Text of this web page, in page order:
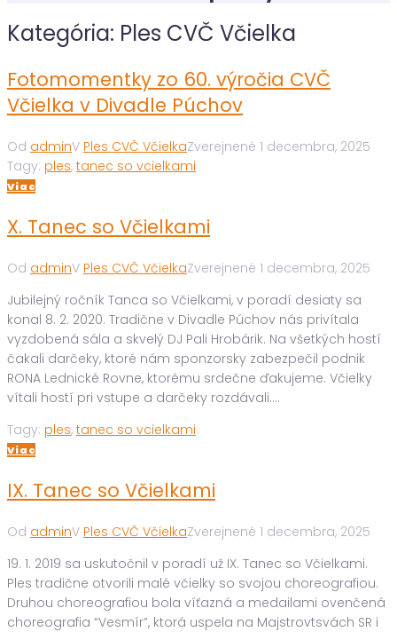
Kategória: Ples CVČ Včielka
Fotomomentky zo 60. výročia CVČ
Včielka v Divadle Púchov
Od adminV Ples CVČ VčielkaZverejnené 1 decembra, 2025
Tagy: ples, tanec so vcielkami
Viac
X. Tanec so Včielkami
Od adminV Ples CVČ VčielkaZverejnené 1 decembra, 2025
Jubilejný ročník Tanca so Včielkami, v poradí desiaty sa
konal 8. 2. 2020. Tradične v Divadle Púchov nás privítala
vyzdobená sála a skvelý DJ Pali Hrobárik. Na všetkých hostí
čakali darčeky, ktoré nám sponzorsky zabezpečil podnik
RONA Lednické Rovne, ktorému srdečne ďakujeme. Včielky
vítali hostí pri vstupe a darčeky rozdávali....
Tagy: ples, tanec so vcielkami
Viac
IX. Tanec so Včielkami
Od adminV Ples CVČ VčielkaZverejnené 1 decembra, 2025
19. 1. 2019 sa uskutočnil v poradí už IX. Tanec so Včielkami.
Ples tradične otvorili malé včielky so svojou choreografiou.
Druhou choreografiou bola víťazná a medailami ovenčená
choreografia “Vesmír”, ktorá uspela na Majstrovtsvách SR i